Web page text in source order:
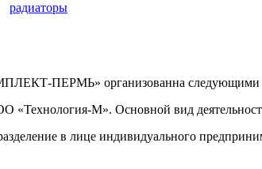
радиаторы
ПЕРМЬ» организованна следующими
«Технология-М». Основной вид
в лице индивидуального